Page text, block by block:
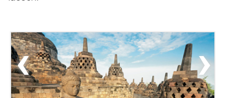
‹ ›